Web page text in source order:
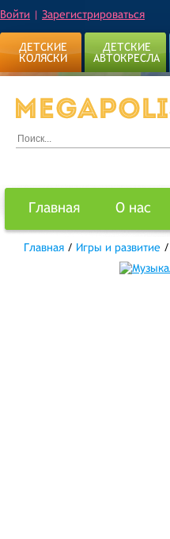
Войти | Зарегистрироваться
ДЕТСКИЕ
КОЛЯСКИ
ДЕТСКИЕ
АВТОКРЕСЛА
Главная О нас
Главная / Игры и развитие /